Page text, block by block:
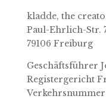
kladde, the
Paul-Ehrlich-Str.
79106 Freiburg
Geschäftsführer
Registergericht
Verkehrsnummer